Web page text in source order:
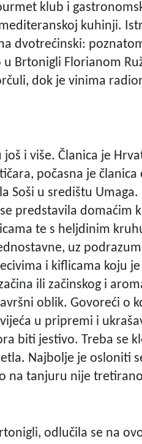
klub i
kuhinji.
dvotrećinski:
Brtonigli Florianom
dok je vinima
i više. Članica je
počasna je članica
Soši u središtu Umaga.
predstavila domaćim
te s heljdinim
uz
i kiflicama koju
ili začinskog i
oblik. Govoreći o
u pripremi i
biti jestivo. Treba se
Najbolje je osloniti
na tanjuru nije
odlučila se na